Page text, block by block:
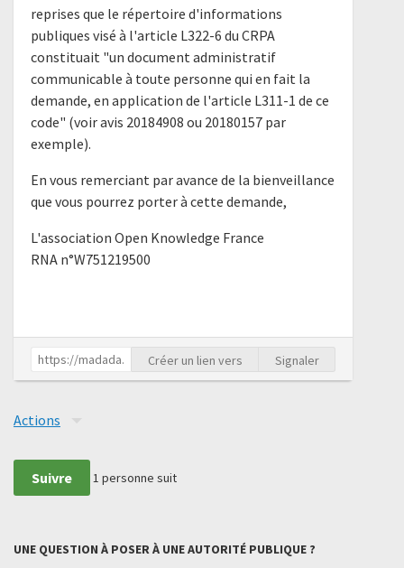
reprises que le répertoire d'informations
publiques visé à l'article L322-6 du CRPA
constituait "un document administratif
communicable à toute personne qui en fait la
demande, en application de l'article L311-1 de ce
code" (voir avis 20184908 ou 20180157 par
exemple).
En vous remerciant par avance de la bienveillance
que vous pourrez porter à cette demande,
L'association Open Knowledge France
RNA n°W751219500
Créer un lien vers Signaler
Actions
Suivre 1 personne suit
UNE QUESTION À POSER À UNE AUTORITÉ PUBLIQUE ?